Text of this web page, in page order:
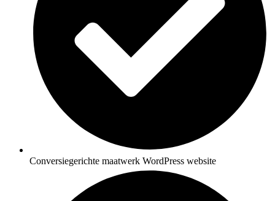
Conversiegerichte maatwerk WordPress website